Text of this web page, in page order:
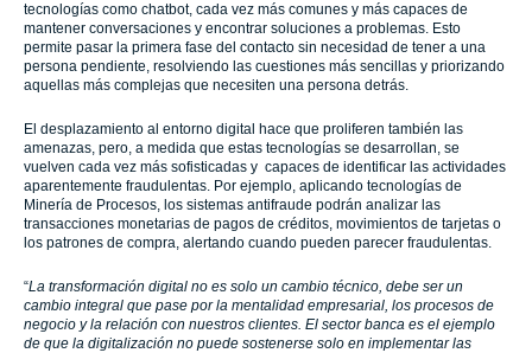
tecnologías como chatbot, cada vez más comunes y más capaces de
mantener conversaciones y encontrar soluciones a problemas. Esto
permite pasar la primera fase del contacto sin necesidad de tener a una
persona pendiente, resolviendo las cuestiones más sencillas y priorizando
aquellas más complejas que necesiten una persona detrás.
El desplazamiento al entorno digital hace que proliferen también las
amenazas, pero, a medida que estas tecnologías se desarrollan, se
vuelven cada vez más sofisticadas y capaces de identificar las actividades
aparentemente fraudulentas. Por ejemplo, aplicando tecnologías de
Minería de Procesos, los sistemas antifraude podrán analizar las
transacciones monetarias de pagos de créditos, movimientos de tarjetas o
los patrones de compra, alertando cuando pueden parecer fraudulentas.
“La transformación digital no es solo un cambio técnico, debe ser un
cambio integral que pase por la mentalidad empresarial, los procesos de
negocio y la relación con nuestros clientes. El sector banca es el ejemplo
de que la digitalización no puede sostenerse solo en implementar las